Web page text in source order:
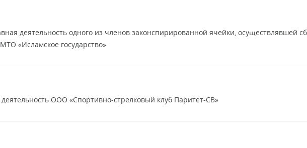
деятельность одного из членов законспирированной ячейки, осуществлявшей
«Исламское государство»
ООО «Спортивно-стрелковый клуб Паритет-СВ»